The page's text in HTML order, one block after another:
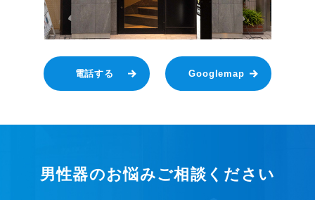
電話する Googlemap
男性器のお悩みご相談ください